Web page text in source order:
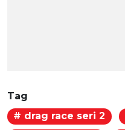
Tag
# drag race seri 2